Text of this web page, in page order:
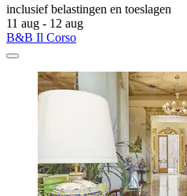
inclusief belastingen en toeslagen
11 aug - 12 aug
B&B Il Corso